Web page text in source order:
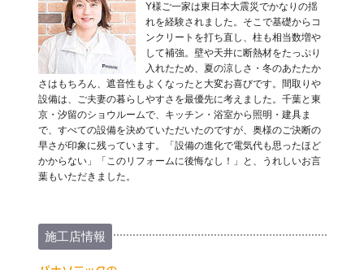
Y様ご一家は東日本大震災でかなりの揺
れを経験されました。そこで基礎からコ
ンクリートを打ち直し、柱も相当数増や
して補強。壁や天井に断熱材をたっぷり
入れたため、夏の涼しさ・冬のあたたか
さはもちろん、遮音性もよくなったと大変お喜びです。間取りや
設備は、ご夫妻の暮らしやすさを最優先に考えました。千葉と東
京・汐留のショウルームで、キッチン・浴室から照明・建具ま
で、すべての設備を決めていただいたのですが、奥様のご決断の
早さが印象に残っています。「設備の進化で電気代も思ったほど
かからない」「このリフォームに後悔なし！」と、うれしいお言
葉もいただきました。
施工店情報